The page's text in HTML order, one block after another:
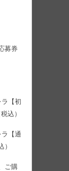
募券
ラ【初
込）
ラ【通
ご購